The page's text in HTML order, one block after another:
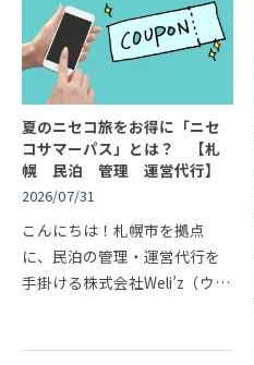
築いた…
夏のニセコ旅をお得に「ニセ
コサマーパス」とは？ 【札
幌 民泊 管理 運営代行】
2026/07/31
こんにちは！札幌市を拠点
に、民泊の管理・運営代行を
手掛ける株式会社Weli’z（ウィ